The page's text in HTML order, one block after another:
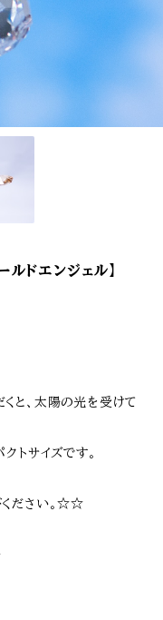
ドエンジェル】
と、太陽の光を受けて
トサイズです。
ださい。☆☆